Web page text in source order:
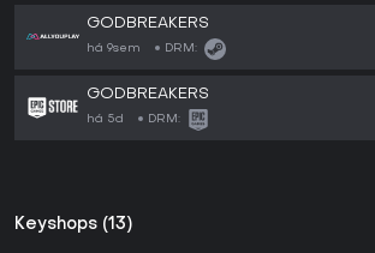
GODBREAKERS
há 9sem DRM:
GODBREAKERS
há 5d DRM:
Keyshops (13)